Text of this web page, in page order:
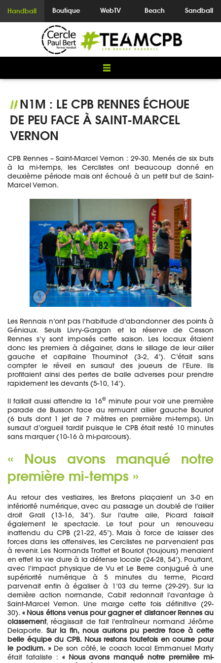
Handball Boutique WebTV Beach Sandball
//N1M : LE CPB RENNES ÉCHOUE
DE PEU FACE À SAINT-MARCEL
VERNON
CPB Rennes – Saint-Marcel Vernon : 29-30. Menés de six buts
à la mi-temps, les Cerclistes ont beaucoup donné en
deuxième période mais ont échoué à un petit but de Saint-
Marcel Vernon.
Les Rennais n’ont pas l’habitude d’abandonner des points à
Géniaux. Seuls Livry-Gargan et la réserve de Cesson
Rennes s’y sont imposés cette saison. Les locaux étaient
donc les premiers à dégainer, dans le sillage de leur ailier
gauche et capitaine Thouminot (3-2, 4’). C’était sans
compter le réveil en sursaut des joueurs de l’Eure. Ils
profitaient ainsi des pertes de balle adverses pour prendre
rapidement les devants (5-10, 14’).
Il fallait aussi attendre la 16eminute pour voir une première
parade de Busson face au remuant ailier gauche Bouriot
(6 buts dont 1 jet de 7 mètres en première mi-temps). Un
sursaut d’orgueil tardif puisque le CPB était resté 10 minutes
sans marquer (10-16 à mi-parcours).
« Nous avons manqué notre
première mi-temps »
Au retour des vestiaires, les Bretons plaçaient un 3-0 en
infériorité numérique, avec au passage un doublé de l’ailier
droit Grall (13-16, 34’). Sur l’autre aile, Picard faisait
également le spectacle. Le tout pour un renouveau
inattendu du CPB (21-22, 45’). Mais à force de laisser des
forces dans les offensives, les Cerclistes ne parvenaient pas
à revenir. Les Normands Trottet et Bouriot (toujours) menaient
en effet la vie dure à la défense locale (24-28, 54’). Pourtant,
avec l’impact physique de Vu et Le Berre conjugué à une
supériorité numérique à 5 minutes du terme, Picard
parvenait enfin à égaliser à 1’03 du terme (29-29). Sur la
dernière action normande, Cabit redonnait l’avantage à
Saint-Marcel Vernon. Une marge cette fois définitive (29-
30). « Nous étions venus pour gagner et distancer Rennes au
classement, réagissait de fait l’entraîneur normand Jérôme
Delaporte. Sur la fin, nous aurions pu perdre face à cette
belle équipe du CPB. Nous restons toutefois en course pour
le podium. »De son côté, le coach local Emmanuel Marty
était fataliste : « Nous avons manqué notre première mi-